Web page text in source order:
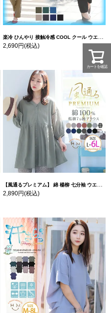
楽冷 ひんやり 接触冷感 COOL クール ウエストゴム 楽ちん ストレッチ 美脚 レギパン 【ストレッチ】 | 大きいサイズの通販ならハッピーマリリン
2,690円(税込)
【風通るプレミアム】 綿 楊柳 七分袖 ウエストギャザー ブラウス | 大きいサイズの通販ならハッピーマリリン
2,890円(税込)
カートを確認